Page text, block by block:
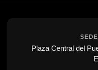
Plaza Central del